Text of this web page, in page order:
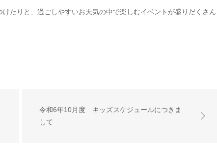
たりと、過ごしやすいお天気の中で楽しむイベントが盛りだくさん
令和6年10月度 キッズスケジュールにつきま
して